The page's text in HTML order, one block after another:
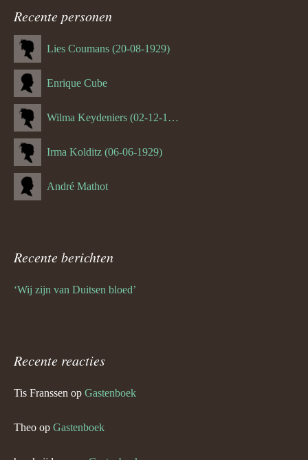
navigatie
Recente personen
Lies Coumans (20-08-1929)
Enrique Cube
Wilma Keydeniers (02-12-1953)
Irma Kolditz (06-06-1929)
André Mathot
Recente berichten
‘Wij zijn van Duitsen bloed’
Recente reacties
Tis Franssen op Gastenboek
Theo op Gastenboek